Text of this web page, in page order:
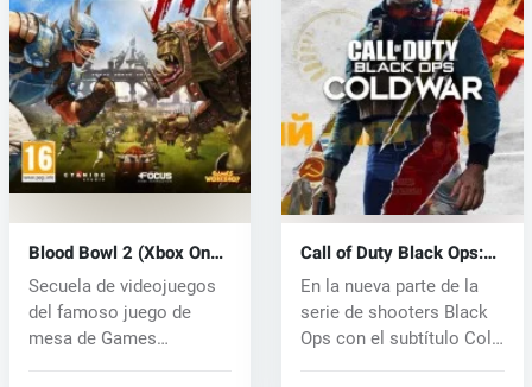
Blood Bowl 2 (Xbox One)
key
Secuela de videojuegos
del famoso juego de
mesa de Games
Call of Duty Black Ops:
Cold War (PS4) key
En la nueva parte de la
serie de shooters Black
Ops con el subtítulo Cold